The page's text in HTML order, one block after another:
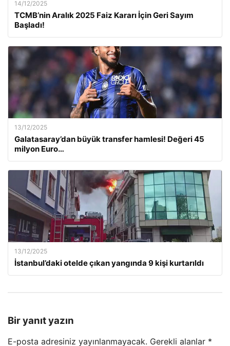
14/12/2025
TCMB’nin Aralık 2025 Faiz Kararı İçin Geri Sayım
Başladı!
13/12/2025
Galatasaray’dan büyük transfer hamlesi! Değeri 45
milyon Euro…
13/12/2025
İstanbul’daki otelde çıkan yangında 9 kişi kurtarıldı
Bir yanıt yazın
E-posta adresiniz yayınlanmayacak. Gerekli alanlar *